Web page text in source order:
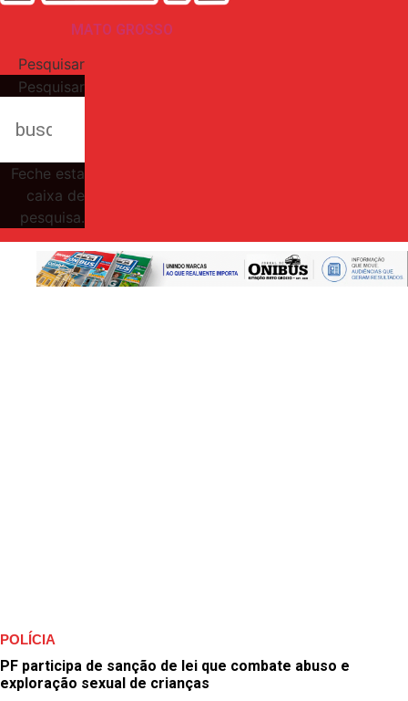
MATO GROSSO
Pesquisar
Pesquisar
Feche esta
caixa de
pesquisa.
POLÍCIA
PF participa de sanção de lei que combate abuso e
exploração sexual de crianças